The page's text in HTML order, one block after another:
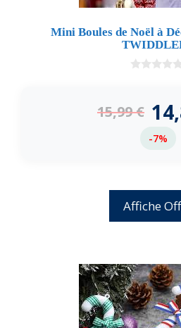
Mini Boules de Noël à
5
15,99€
-7%
Affiche